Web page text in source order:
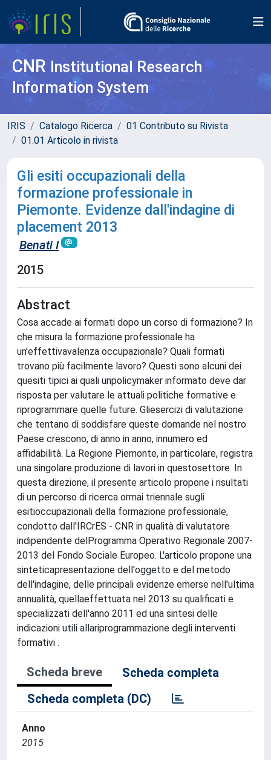
CNR Institutional Research
Information System
IRIS Catalogo Ricerca
01 Contributo su Rivista
01.01 Articolo in rivista
Gli esiti occupazionali della
formazione professionale in
Piemonte. Evidenze dall'indagine di
placement 2013
Benati I
2015
Abstract
Cosa accade ai formati dopo un corso di formazione? In
che misura la formazione professionale ha
un'effettivavalenza occupazionale? Quali formati
trovano più facilmente lavoro? Questi sono alcuni dei
quesiti tipici ai quali unpolicymaker informato deve dar
risposta per valutare le attuali politiche formative e
riprogrammare quelle future. Gliesercizi di valutazione
che tentano di soddisfare queste domande nel nostro
Paese crescono, di anno in anno, innumero ed
affidabilità. La Regione Piemonte, in particolare, registra
una singolare produzione di lavori in questosettore. In
questa direzione, il presente articolo propone i risultati
di un percorso di ricerca ormai triennale sugli
esitioccupazionali della formazione professionale,
condotto dall'IRCrES - CNR in qualità di valutatore
indipendente delProgramma Operativo Regionale 2007-
2013 del Fondo Sociale Europeo. L'articolo propone una
sinteticapresentazione dell'oggetto e del metodo
dell'indagine, delle principali evidenze emerse nell'ultima
annualità, quellaeffettuata nel 2013 su qualificati e
specializzati dell'anno 2011 ed una sintesi delle
indicazioni utili allariprogrammazione degli interventi
formativi .
Scheda breve
Scheda completa
Scheda completa (DC)
Anno
2015